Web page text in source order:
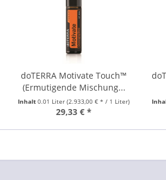
doTERRA Motivate Touch™
(Ermutigende Mischung...
Inhalt0.01 Liter(2.933,00 € * / 1 Liter)
29,33 € *